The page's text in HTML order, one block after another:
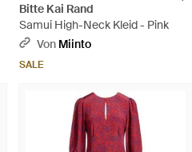
Bitte Kai Rand
Samui High-Neck Kleid - Pink
Von Miinto
SALE